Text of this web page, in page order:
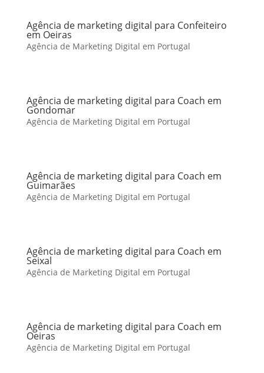
Agência de marketing digital para Confeiteiro
em Oeiras
Agência de Marketing Digital em Portugal
Agência de marketing digital para Coach em
Gondomar
Agência de Marketing Digital em Portugal
Agência de marketing digital para Coach em
Guimarães
Agência de Marketing Digital em Portugal
Agência de marketing digital para Coach em
Seixal
Agência de Marketing Digital em Portugal
Agência de marketing digital para Coach em
Oeiras
Agência de Marketing Digital em Portugal